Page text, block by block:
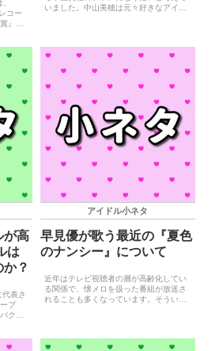
コー
』を
した
いました。中山美穂は元々好きなアイド
て長く活動を応援でき...
が高
は
？
表さ
プ
クと
でも
アイドル小ネタ
早見優が歌う最近の『夏色
のナンシー』について
近年はテレビ視聴者の層が高齢化してい
る関係で、懐メロを扱った番組が放送さ
れることも多くなっています。そういっ
然、自身最大のヒット曲で...